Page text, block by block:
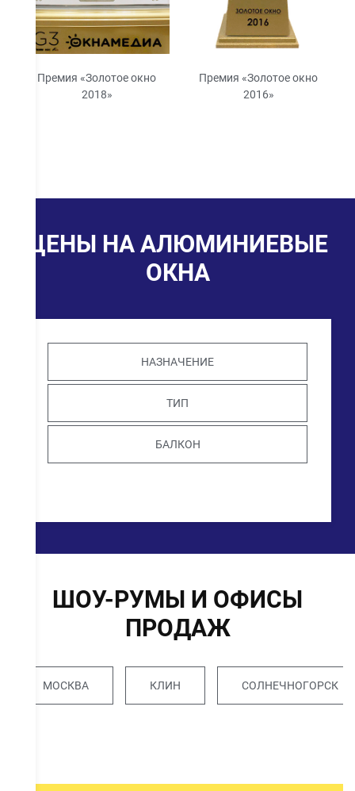
Премия «Золотое окно
2018»
Премия «Золотое окно
2016»
ЦЕНЫ НА АЛЮМИНИЕВЫЕ
ОКНА
НАЗНАЧЕНИЕ
ТИП
БАЛКОН
ШОУ-РУМЫ И ОФИСЫ
ПРОДАЖ
МОСКВА КЛИН СОЛНЕЧНОГОРСК